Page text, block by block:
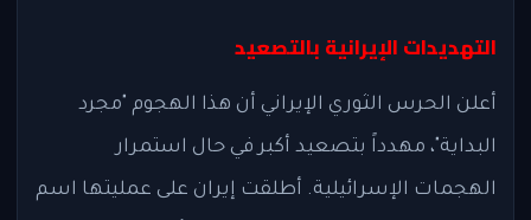
التهديدات الإيرانية بالتصعيد
أعلن الحرس الثوري الإيراني أن هذا الهجوم "مجرد
البداية"، مهدداً بتصعيد أكبر في حال استمرار
الهجمات الإسرائيلية. أطلقت إيران على عمليتها اسم